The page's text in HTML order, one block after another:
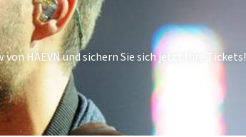
HAEVN und sichern Sie sich jetzt Ihre Tickets!